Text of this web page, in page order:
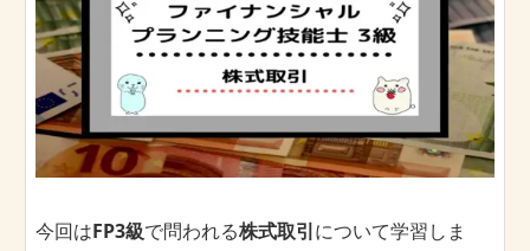
今回はFP3級で問われる株式取引について学習しま